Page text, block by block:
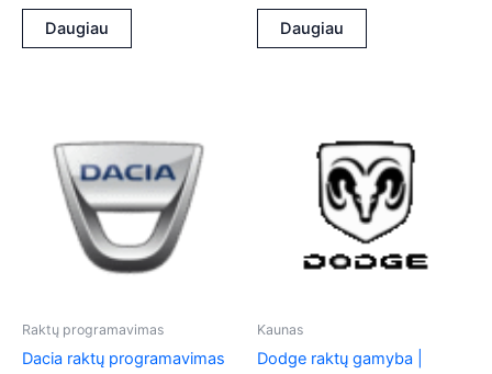
Daugiau Daugiau
Raktų programavimas
Dacia raktų programavimas
Kaunas
Dodge raktų gamyba |